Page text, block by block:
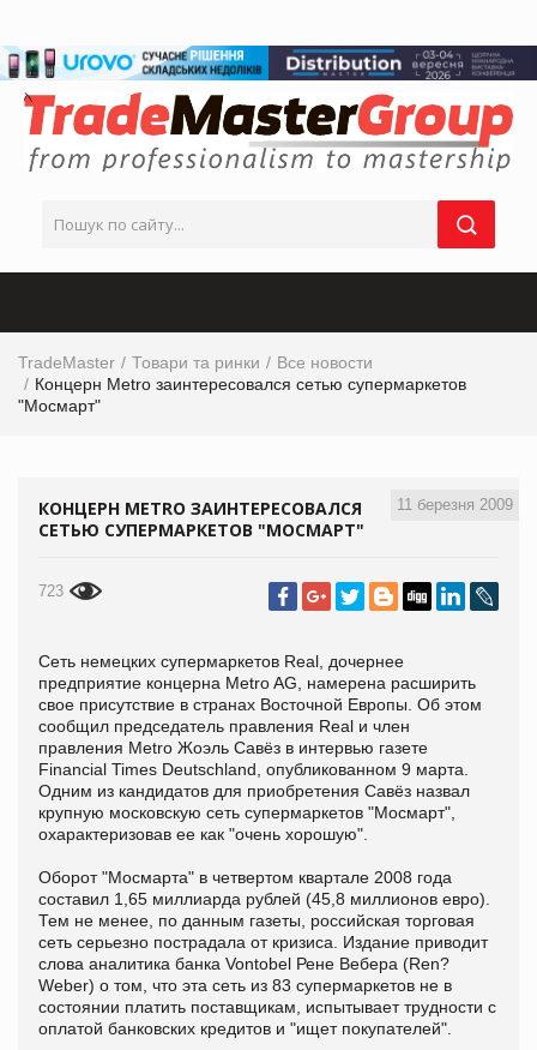
TradeMaster Товари та ринки
Все новости
Концерн Metro заинтересовался сетью супермаркетов
"Мосмарт"
11 березня 2009
КОНЦЕРН METRO ЗАИНТЕРЕСОВАЛСЯ
СЕТЬЮ СУПЕРМАРКЕТОВ "МОСМАРТ"
723
Сеть немецких супермаркетов Real, дочернее
предприятие концерна Metro AG, намерена расширить
свое присутствие в странах Восточной Европы. Об этом
сообщил председатель правления Real и член
правления Metro Жоэль Савёз в интервью газете
Financial Times Deutschland, опубликованном 9 марта.
Одним из кандидатов для приобретения Савёз назвал
крупную московскую сеть супермаркетов "Мосмарт",
охарактеризовав ее как "очень хорошую".
Оборот "Мосмарта" в четвертом квартале 2008 года
составил 1,65 миллиарда рублей (45,8 миллионов евро).
Тем не менее, по данным газеты, российская торговая
сеть серьезно пострадала от кризиса. Издание приводит
слова аналитика банка Vontobel Рене Вебера (Ren?
Weber) о том, что эта сеть из 83 супермаркетов не в
состоянии платить поставщикам, испытывает трудности с
оплатой банковских кредитов и "ищет покупателей".